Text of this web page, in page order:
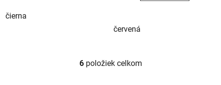
čierna
červená
O
6položiek celkom